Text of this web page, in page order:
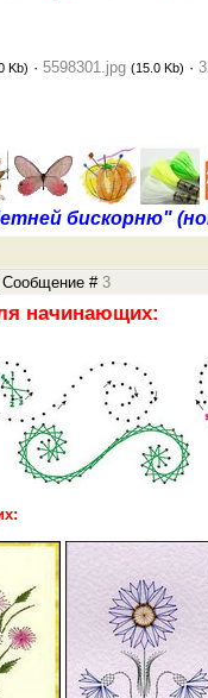
Kb) · 5598301.jpg (15.0 Kb) ·
бискорню"
Сообщение # 3
начинающих: